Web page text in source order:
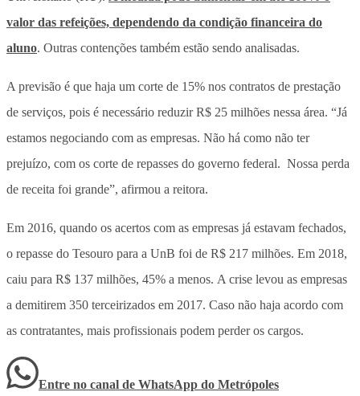
valor das refeições, dependendo da condição financeira do
aluno. Outras contenções também estão sendo analisadas.
A previsão é que haja um corte de 15% nos contratos de prestação
de serviços, pois é necessário reduzir R$ 25 milhões nessa área. “Já
estamos negociando com as empresas. Não há como não ter
prejuízo, com os corte de repasses do governo federal. Nossa perda
de receita foi grande”, afirmou a reitora.
Em 2016, quando os acertos com as empresas já estavam fechados,
o repasse do Tesouro para a UnB foi de R$ 217 milhões. Em 2018,
caiu para R$ 137 milhões, 45% a menos. A crise levou as empresas
a demitirem 350 terceirizados em 2017. Caso não haja acordo com
as contratantes, mais profissionais podem perder os cargos.
Entre no canal de WhatsApp do Metrópoles